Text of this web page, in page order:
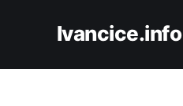
Ivancice.info